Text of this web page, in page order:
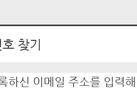
찾기
하신 이메일 주소를 입력